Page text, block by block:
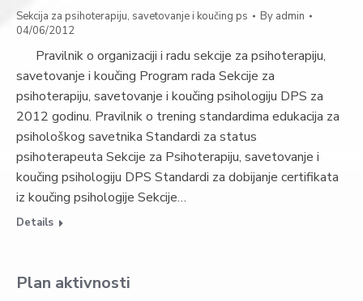
Sekcija za psihoterapiju, savetovanje i koučing ps By admin
04/06/2012
Pravilnik o organizaciji i radu sekcije za psihoterapiju,
savetovanje i koučing Program rada Sekcije za
psihoterapiju, savetovanje i koučing psihologiju DPS za
2012 godinu. Pravilnik o trening standardima edukacija za
psihološkog savetnika Standardi za status
psihoterapeuta Sekcije za Psihoterapiju, savetovanje i
koučing psihologiju DPS Standardi za dobijanje certifikata
iz koučing psihologije Sekcije…
Details
Plan aktivnosti